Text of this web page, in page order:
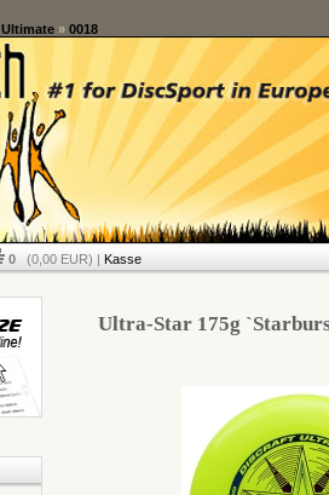
Ultimate» 0018
0 (0,00 EUR) | Kasse
Ultra-Star 175g